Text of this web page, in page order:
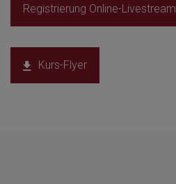
Registrierung Online-Livestream
Kurs-Flyer